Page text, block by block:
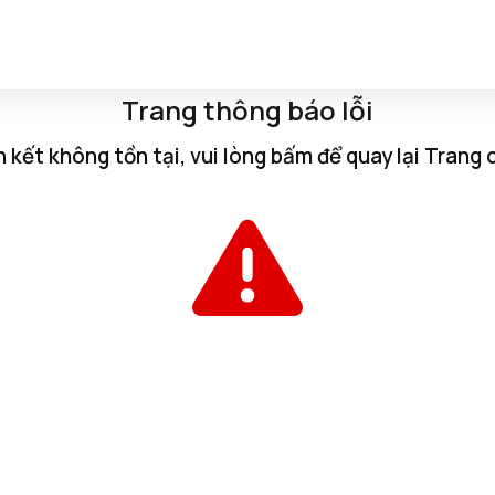
Trang thông báo lỗi
kết không tồn tại, vui lòng bấmđể quay lại Trang